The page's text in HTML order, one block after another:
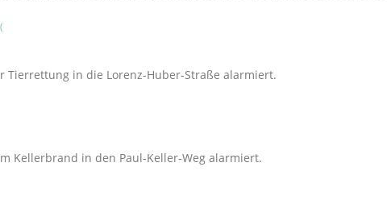
(
Tierrettung in die Lorenz-Huber-Straße alarmiert.
Kellerbrand in den Paul-Keller-Weg alarmiert.